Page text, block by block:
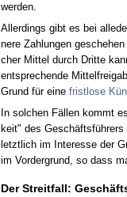
wer­den.
Al­ler­dings gibt es bei
ne­re Zah­lun­gen
cher Mit­tel durch Drit­te
ent­spre­chen­de
Grund für ei­ne frist­lo­se
In sol­chen Fällen kommt
keit" des
letzt­lich im In­ter­es­se der
im Vor­der­grund, so dass
Der Streit­fall: